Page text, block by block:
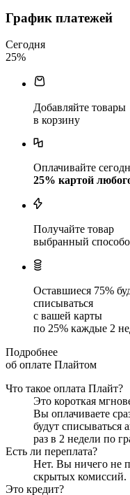
График платежей
Сегодня
25%
Добавляйте товары
в корзину
Оплачивайте
25% картой
Получайте товар
выбранный
Оставшиеся 75%
списываться
с вашей карты
по 25% каждые 2
Подробнее
об оплате Плайтом
Что такое оплата Плайт?
Это короткая
Вы оплачиваете
будут списываться
раз в 2 недели по
Есть ли переплата?
Нет. Вы ничего не
скрытых комиссий.
Это кредит?